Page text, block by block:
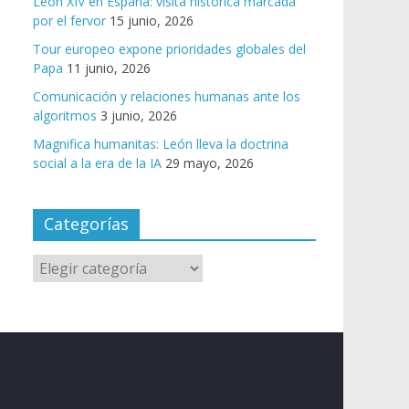
por el fervor 15 junio, 2026
Tour europeo expone prioridades globales del
Papa 11 junio, 2026
Comunicación y relaciones humanas ante los
algoritmos 3 junio, 2026
Magnifica humanitas: León lleva la doctrina
social a la era de la IA 29 mayo, 2026
Categorías